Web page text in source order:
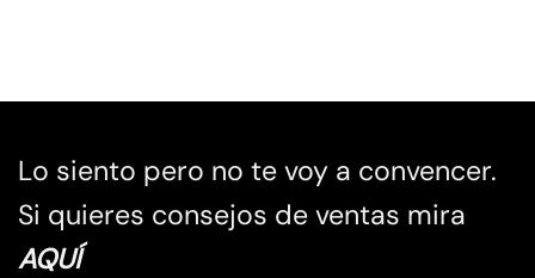
Lo siento pero no te voy a convencer.
Si quieres consejos de ventas mira
AQUÍ